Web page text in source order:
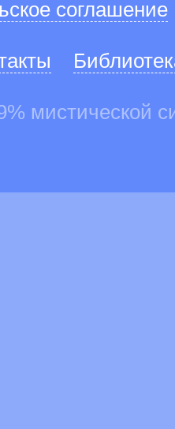
соглашение
мистической